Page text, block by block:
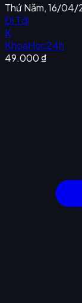
Thứ Năm, 16/04/
Đi Tới
K
KhoaHoc24h
49.000 ₫